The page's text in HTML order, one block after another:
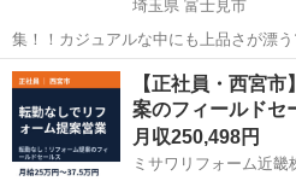
埼玉県 富士見市
集！！カジュアルな中にも上品さが漂う
楽しく働きま…
埼玉 富士見市 ファッション
【正社員・西宮
案のフィールド
月収250,498円
ミサワリフォーム近畿